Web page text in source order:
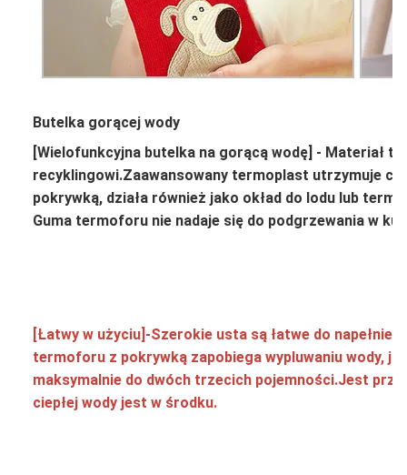
Butelka gorącej wody
[Wielofunkcyjna butelka na gorącą wodę] - Materiał
recyklingowi.Zaawansowany termoplast utrzymuje
pokrywką, działa również jako okład do lodu lub
Guma termoforu nie nadaje się do podgrzewania w
[Łatwy w użyciu]-Szerokie usta są łatwe do
termoforu z pokrywką zapobiega wypluwaniu wody,
maksymalnie do dwóch trzecich pojemności.Jest
ciepłej wody jest w środku.